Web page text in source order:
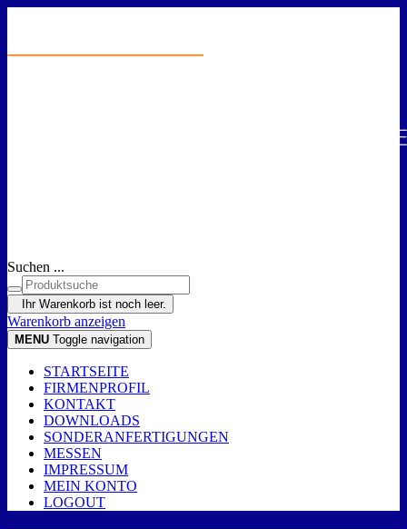
Suchen ...
Ihr Warenkorb ist noch leer.
Warenkorb anzeigen
MENU Toggle navigation
STARTSEITE
FIRMENPROFIL
KONTAKT
DOWNLOADS
SONDERANFERTIGUNGEN
MESSEN
IMPRESSUM
MEIN KONTO
LOGOUT